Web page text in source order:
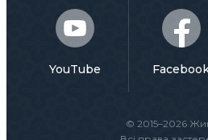
© 2015–2026
YouTube